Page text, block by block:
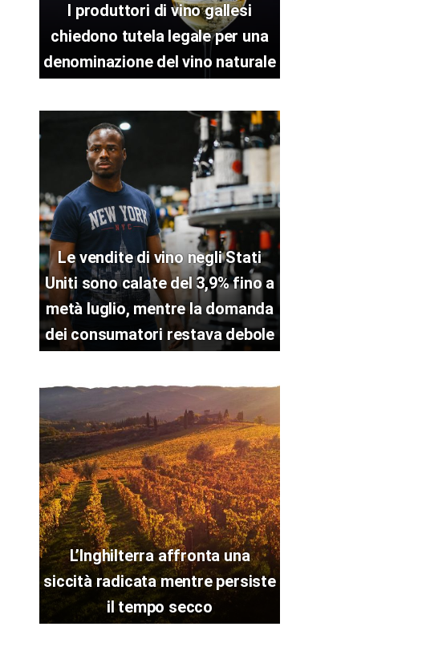
I produttori di vino gallesi
chiedono tutela legale per una
denominazione del vino naturale
Le vendite di vino negli Stati
Uniti sono calate del 3,9% fino a
metà luglio, mentre la domanda
dei consumatori restava debole
L’Inghilterra affronta una
siccità radicata mentre persiste
il tempo secco